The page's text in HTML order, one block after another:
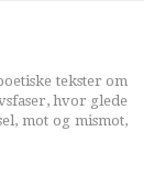
tekster om
hvor glede
mot og mismot,